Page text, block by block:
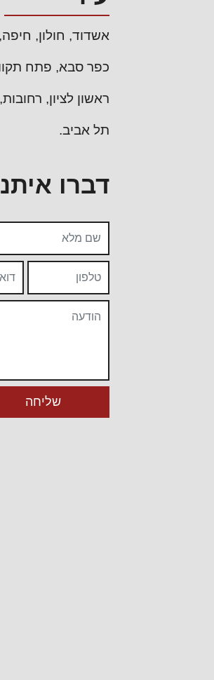
אשדוד חולון חיפה
כפר סבא פתח
ראשון לציון רחובות
תל אביב
דברו